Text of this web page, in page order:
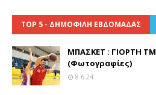
TOP 5 - ΔΗΜΟΦΙΛΗ ΕΒΔΟΜΑΔΑΣ
ΜΠΑΣΚΕΤ : ΓΙΟΡΤΗ
(Φωτογραφίες)
8.6.24